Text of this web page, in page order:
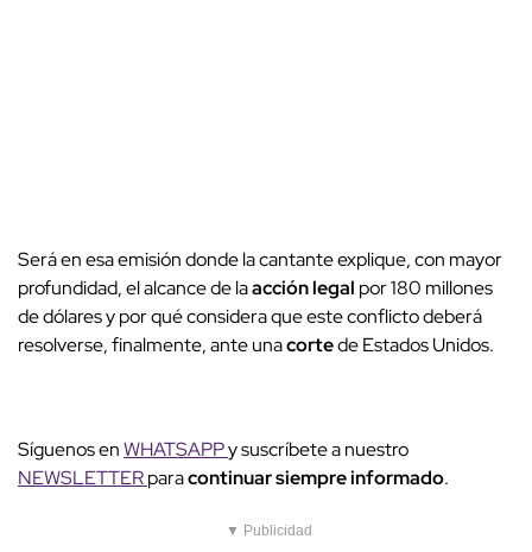
Será en esa emisión donde la cantante explique, con mayor
profundidad, el alcance de laacción legal por 180 millones
de dólares y por qué considera que este conflicto deberá
resolverse, finalmente, ante unacortede Estados Unidos.
Síguenos enWHATSAPPy suscríbete a nuestro
NEWSLETTERparacontinuar siempre informado.
▼ Publicidad